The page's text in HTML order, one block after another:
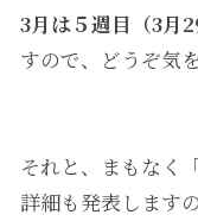
3月は５週目（3月
すので、どうぞ気
それと、まもなく
詳細も発表します